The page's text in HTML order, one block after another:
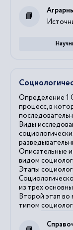
Определение 1
процесс, в
Виды
Описательные
видом
Этапы
из трех
Второй этап во
типом